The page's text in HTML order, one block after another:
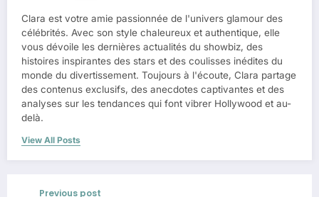
Clara est votre amie passionnée de l'univers glamour des
célébrités. Avec son style chaleureux et authentique, elle
vous dévoile les dernières actualités du showbiz, des
histoires inspirantes des stars et des coulisses inédites du
monde du divertissement. Toujours à l'écoute, Clara partage
des contenus exclusifs, des anecdotes captivantes et des
analyses sur les tendances qui font vibrer Hollywood et au-
delà.
View All Posts
Previous post